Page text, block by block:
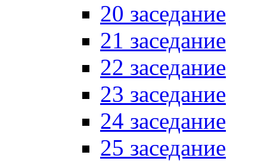
20 заседание
21 заседание
22 заседание
23 заседание
24 заседание
25 заседание